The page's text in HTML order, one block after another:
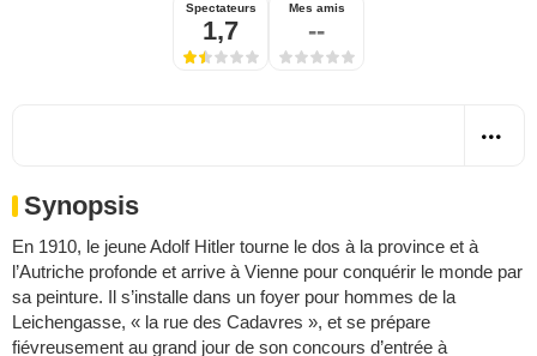
Spectateurs
1,7
Mes amis
--
Synopsis
En 1910, le jeune Adolf Hitler tourne le dos à la province et à
l’Autriche profonde et arrive à Vienne pour conquérir le monde par
sa peinture. Il s’installe dans un foyer pour hommes de la
Leichengasse, « la rue des Cadavres », et se prépare
fiévreusement au grand jour de son concours d’entrée à